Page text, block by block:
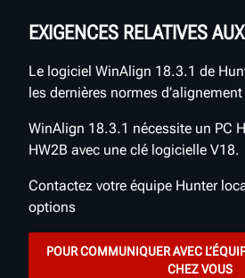
EXIGENCES RELATIVES
Le logiciel WinAlign 18.3.1 de
les dernières normes
WinAlign 18.3.1 nécessite un PC
HW2B avec une clé logicielle V18.
Contactez votre équipe Hunter
options
POUR COMMUNIQUER AVEC
CHEZ VOUS